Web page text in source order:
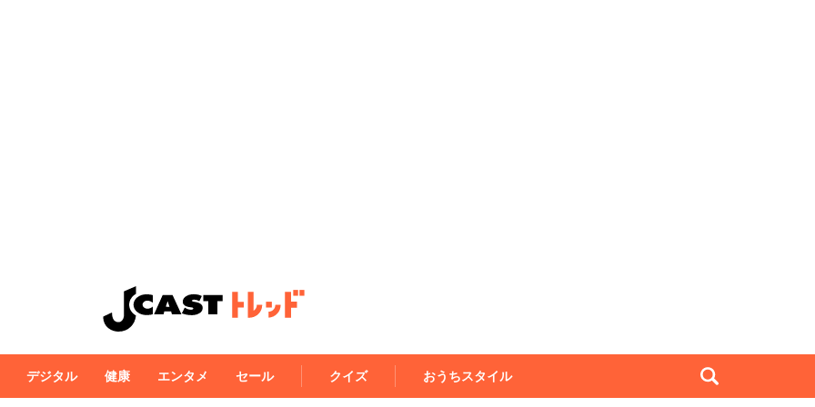
デジタル 健康 エンタメ セール クイズ おうちスタイル